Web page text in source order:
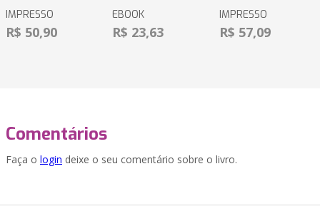
IMPRESSO
R$ 50,90
EBOOK
R$ 23,63
IMPRESSO
R$ 57,09
Comentários
Faça o login deixe o seu comentário sobre o livro.